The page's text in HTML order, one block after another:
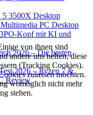
5 3500X Desktop
PC Desktop
Kopf mit KI und
2026 – Die besten
2026 – Ryzen 7 &
Review
von ihnen sind
andere uns helfen, diese
(Tracking Cookies).
zulassen möchten.
womöglich nicht mehr
stehen.